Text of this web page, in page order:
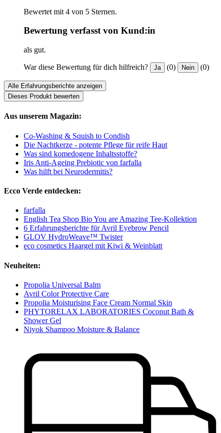
Bewertet mit 4 von 5 Sternen.
Bewertung verfasst von Kund:in
als gut.
War diese Bewertung für dich hilfreich? Ja (0) Nein (0)
Alle Erfahrungsberichte anzeigen
Dieses Produkt bewerten
Aus unserem Magazin:
Co-Washing & Squish to Condish
Die Nachtkerze - potente Pflege für reife Haut
Was sind komedogene Inhaltsstoffe?
Iris Anti-Ageing Prebiotic von farfalla
Was hilft bei Neurodermitis?
Ecco Verde entdecken:
farfalla
English Tea Shop Bio You are Amazing Tee-Kollektion
6 Erfahrungsberichte für Avril Eyebrow Pencil
GLOV HydroWeave™ Twister
eco cosmetics Haargel mit Kiwi & Weinblatt
Neuheiten:
Propolia Universal Balm
Avril Color Protective Care
Propolia Moisturising Face Cream Normal Skin
PHYTORELAX LABORATORIES Coconut Bath &
Shower Gel
Niyok Shampoo Moisture & Balance